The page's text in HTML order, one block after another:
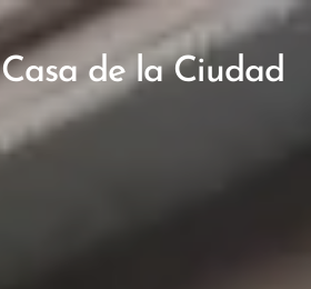
Casa de la Ciudad